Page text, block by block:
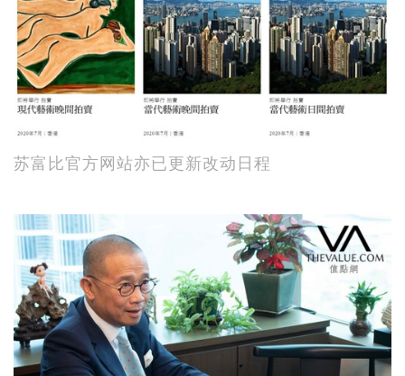
苏富比官方网站亦已更新改动日程